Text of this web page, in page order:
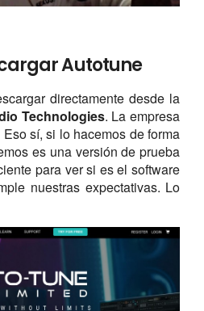
Autotune
directamente desde la
Technologies. La empresa
sí, si lo hacemos de forma
es una versión de prueba
para ver si es el software
nuestras expectativas. Lo